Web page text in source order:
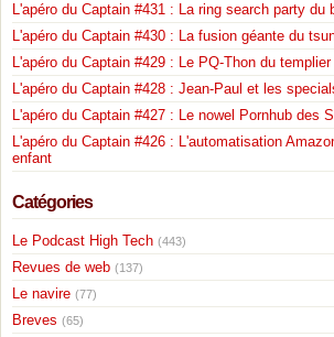
L'apéro du Captain #431 : La ring search party du
L'apéro du Captain #430 : La fusion géante du
L'apéro du Captain #429 : Le PQ-Thon du
L'apéro du Captain #428 : Jean-Paul et les
L'apéro du Captain #427 : Le nowel Pornhub des
L'apéro du Captain #426 : L'automatisation
enfant
Catégories
Le Podcast High Tech (443)
Revues de web (137)
Le navire (77)
Breves (65)